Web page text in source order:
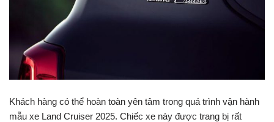
Khách hàng có thể hoàn toàn yên tâm trong quá trình vận hành
mẫu xe Land Cruiser 2025. Chiếc xe này được trang bị rất